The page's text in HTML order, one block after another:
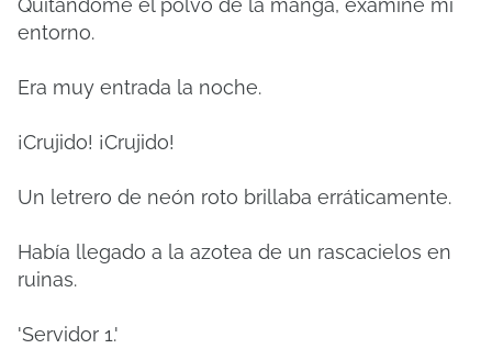
Quitándome el polvo de la manga, examiné mi
entorno.
Era muy entrada la noche.
¡Crujido! ¡Crujido!
Un letrero de neón roto brillaba erráticamente.
Había llegado a la azotea de un rascacielos en
ruinas.
'Servidor 1.'